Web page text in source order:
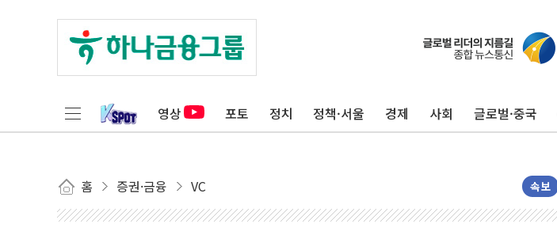
영상 포토 정치 정책·서울 경제 사회 글로벌·중국
홈 증권·금융 VC 속보